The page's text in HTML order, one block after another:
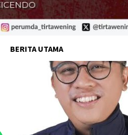
BERITA UTAMA